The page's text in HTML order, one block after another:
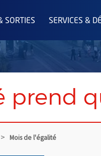
SORTIES SERVICES &
prend
Mois de l'égalité